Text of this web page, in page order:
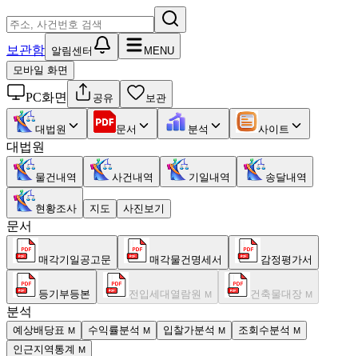
보관함 알림센터
MENU
모바일 화면
PC화면 공유 보관
대법원 문서 분석 사이트
대법원
물건내역 사건내역 기일내역 송달내역
현황조사 지도 사진보기
문서
매각기일공고문 매각물건명세서 감정평가서
등기부등본 전입세대열람원 M 건축물대장 M
분석
예상배당표 M 수익률분석 M 입찰가분석 M 조회수분석 M
인근지역통계 M